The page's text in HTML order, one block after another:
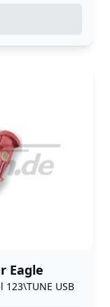
Eagle
USB